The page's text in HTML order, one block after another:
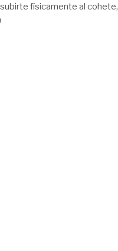
físicamente al cohete,